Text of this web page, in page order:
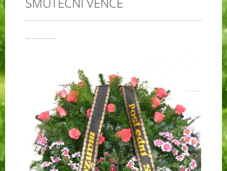
...............